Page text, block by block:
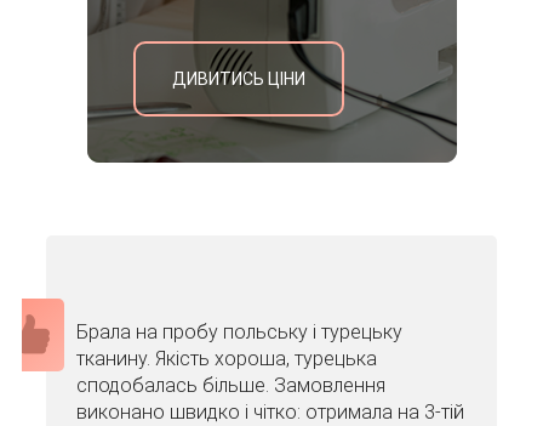
ДИВИТИСЬ ЦІНИ
Брала на пробу польську і турецьку
тканину. Якість хороша, турецька
сподобалась більше. Замовлення
виконано швидко і чітко: отримала на 3-тій